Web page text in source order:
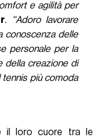
e agilità per
. ''Adoro lavorare
conoscenza delle
personale per la
della creazione di
tennis più comoda
il loro cuore tra le